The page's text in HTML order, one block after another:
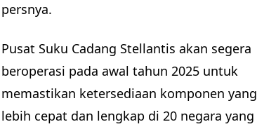
persnya.
Pusat Suku Cadang Stellantis akan segera
beroperasi pada awal tahun 2025 untuk
memastikan ketersediaan komponen yang
lebih cepat dan lengkap di 20 negara yang